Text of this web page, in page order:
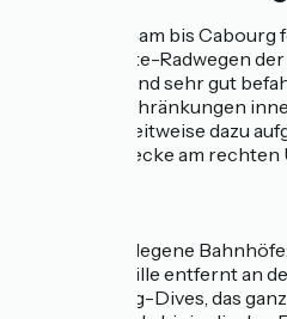
Von Ouistreham bis
den Voie Verte-Radwegen
Abschnitte sind sehr gut
und den Beschränkungen
können Sie zeitweise dazu
Ausweichstrecke am
Nahegelegene
Bénouville entfernt an
Cabourg-Dives, das